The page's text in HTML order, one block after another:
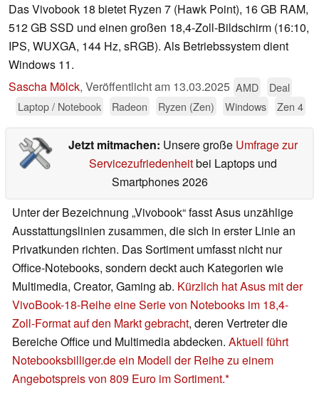
Das Vivobook 18 bietet Ryzen 7 (Hawk Point), 16 GB RAM,
512 GB SSD und einen großen 18,4-Zoll-Bildschirm (16:10,
IPS, WUXGA, 144 Hz, sRGB). Als Betriebssystem dient
Windows 11.
Sascha Mölck, Veröffentlicht am 13.03.2025 AMD
Deal
Laptop / Notebook
Radeon Ryzen (Zen) Windows Zen 4
Jetzt mitmachen: Unsere große Umfrage zur
Servicezufriedenheitbei Laptops und
Smartphones 2026
Unter der Bezeichnung „Vivobook“ fasst Asus unzählige
Ausstattungslinien zusammen, die sich in erster Linie an
Privatkunden richten. Das Sortiment umfasst nicht nur
Office-Notebooks, sondern deckt auch Kategorien wie
Multimedia, Creator, Gaming ab. Kürzlich hat Asus mit der
VivoBook-18-Reihe eine Serie von Notebooks im 18,4-
Zoll-Format auf den Markt gebracht, deren Vertreter die
Bereiche Office und Multimedia abdecken. Aktuell führt
Notebooksbilliger.de ein Modell der Reihe zu einem
Angebotspreis von 809 Euro im Sortiment.